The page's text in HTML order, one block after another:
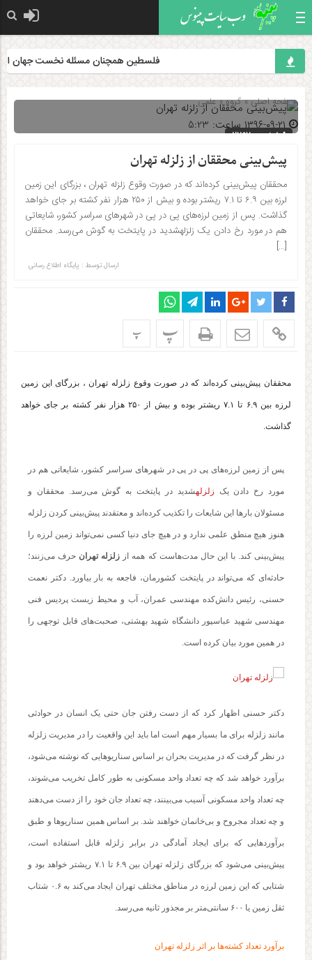
فلسطین همچنان مسئله نخست جهان اسلام
صفحه اصلی» گروه »علمی
۱۳۹۶-۰۹-۲۱ ساعت: 5:23
شناسه : 2767
پیش‌بینی محققان از زلزله تهران
محققان پیش‌بینی کرده‌اند که در صورت وقوع زلزله تهران ، بزرگای این زمین
لرزه بین ۶.۹ تا ۷.۱ ریشتر بوده و بیش از ۲۵۰ هزار نفر کشته بر جای خواهد
گذاشت. پس از زمین لرزه‌های پی در پی در شهرهای سراسر کشور، شایعاتی
هم در مورد رخ دادن یک زلزلهشدید در پایتخت به گوش می‌رسد. محققان
[…]
ارسال توسط : پایگاه اطلاع رسانی
پ پ
محققان پیش‌بینی کرده‌اند که در صورت وقوع زلزله تهران ، بزرگای این زمین
لرزه بین ۶.۹ تا ۷.۱ ریشتر بوده و بیش از ۲۵۰ هزار نفر کشته بر جای خواهد
گذاشت.
پس از زمین لرزه‌های پی در پی در شهرهای سراسر کشور، شایعاتی هم در
مورد رخ دادن یک زلزلهشدید در پایتخت به گوش می‌رسد. محققان و
مسئولان بارها این شایعات را تکذیب کرده‌اند و معتقدند پیش‌بینی کردن زلزله
هنوز هیچ منطق علمی ندارد و در هیچ جای دنیا کسی نمی‌تواند زمین لرزه را
پیش‌بینی کند. با این حال مدت‌هاست که همه از زلزله تهران حرف می‌زنند؛
حادثه‌ای که می‌تواند در پایتخت کشورمان، فاجعه به بار بیاورد. دکتر نعمت
حسنی، رئیس دانش‌کده مهندسی عمران، آب و محیط زیست پردیس فنی
مهندسی شهید عباسپور دانشگاه شهید بهشتی، صحبت‌های قابل توجهی را
در همین مورد بیان کرده است.
دکتر حسنی اظهار کرد که از دست رفتن جان حتی یک انسان در حوادثی
مانند زلزله برای ما بسیار مهم است اما باید این واقعیت را در مدیریت زلزله
در نظر گرفت که در مدیریت بحران بر اساس سناریوهایی که نوشته می‌شود،
برآورد خواهد شد که چه تعداد واحد مسکونی به طور کامل تخریب می‌شوند،
چه تعداد واحد مسکونی آسیب می‌بینند، چه تعداد جان خود را از دست می‌دهند
و چه تعداد مجروح و بی‌خانمان خواهند شد. بر اساس همین سناریوها و طبق
برآوردهایی که برای ایجاد آمادگی در برابر زلزله قابل استفاده است،
پیش‌بینی می‌شود که بزرگای زلزله تهران بین ۶.۹ تا ۷.۱ ریشتر خواهد بود و
شتابی که این زمین لرزه در مناطق مختلف تهران ایجاد می‌کند به ۰.۶ شتاب
ثقل زمین یا ۶۰۰ سانتی‌متر بر مجذور ثانیه می‌رسد.
برآورد تعداد کشته‌ها بر اثر زلزله تهران